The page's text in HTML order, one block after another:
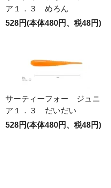
ア１．３ めろん
528円(本体480円、税48円)
サーティーフォー ジュニ
ア１．３ だいだい
528円(本体480円、税48円)